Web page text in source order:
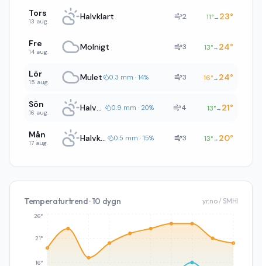
Tors
13 aug. Halvklart 2 11°→ 23°
Fre
14 aug. Molnigt 3 13°→ 24°
Lör
15 aug. Mulet 0.3 mm · 14% 3 16°→ 24°
Sön
16 aug. Halvklart 0.9 mm · 20% 4 13°→ 21°
Mån
17 aug. Halvklart 0.5 mm · 15% 3 13°→ 20°
Temperaturtrend · 10 dygn yr.no / SMHI
16°
21°
26°